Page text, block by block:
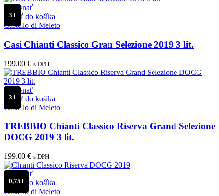
Porovnať
Pridať do košíka
Castello di Meleto
Casi Chianti Classico Gran Selezione 2019 3 lit.
199.00 € s DPH
3 l
Porovnať
Pridať do košíka
Castello di Meleto
TREBBIO Chianti Classico Riserva Grand Selezione
DOCG 2019 3 lit.
199.00 € s DPH
3 l
Porovnať
Pridať do košíka
Castello di Meleto
0,75 l